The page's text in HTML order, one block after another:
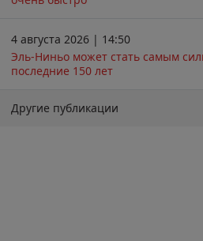
4 августа 2026 | 14:50
Эль-Ниньо может стать самым
последние 150 лет
Другие публикации